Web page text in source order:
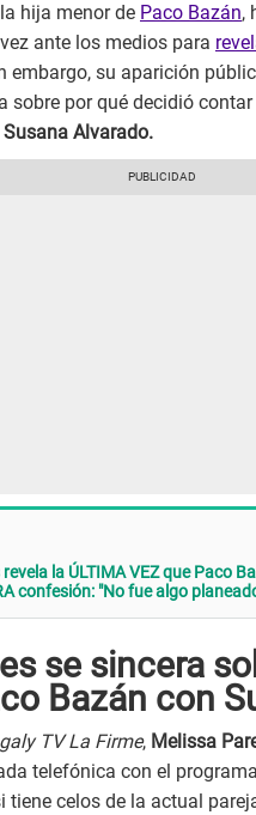
hija menor de Paco Bazán,
ante los medios para
embargo, su aparición
sobre por qué decidió
Susana Alvarado.
la ÚLTIMA VEZ que Paco
confesión: "No fue algo
se sincera
Bazán con
TV La Firme, Melissa
telefónica con el
tiene celos de la actual